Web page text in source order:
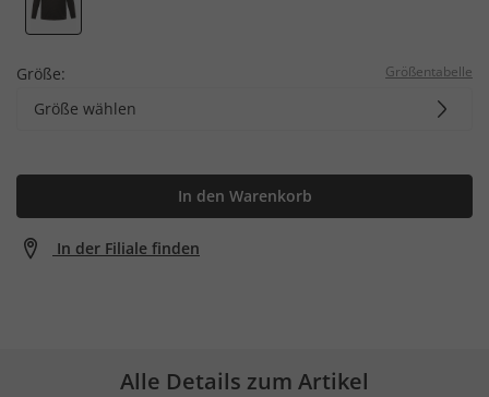
Größe: Größentabelle
Größe wählen
In den Warenkorb
In der Filiale finden
Alle Details zum Artikel